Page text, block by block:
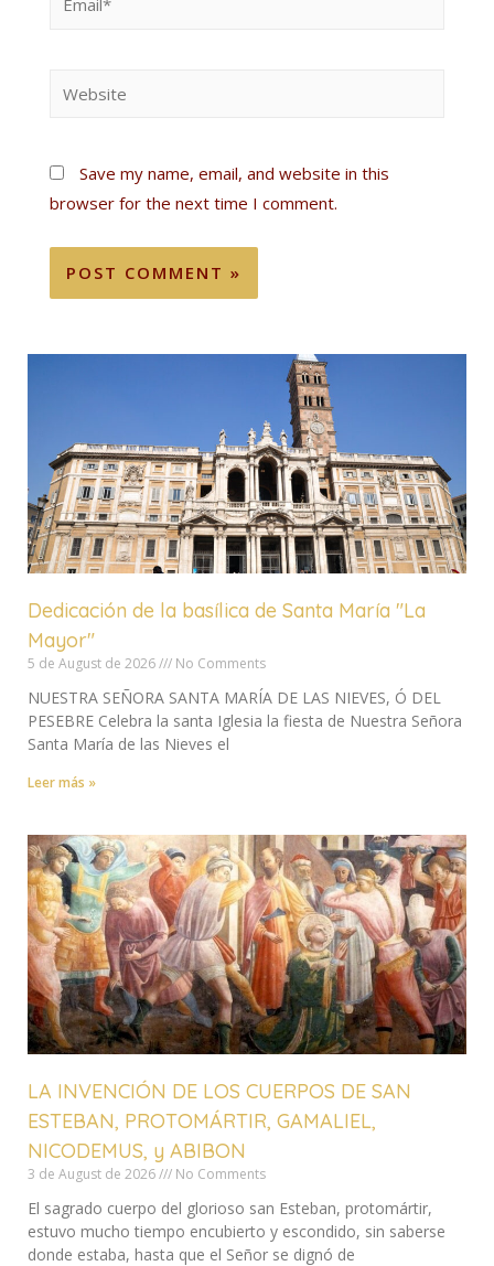
Save my name, email, and website in this
browser for the next time I comment.
Dedicación de la basílica de Santa María "La
Mayor"
5 de August de 2026 No Comments
NUESTRA SEÑORA SANTA MARÍA DE LAS NIEVES, Ó DEL
PESEBRE Celebra la santa Iglesia la fiesta de Nuestra Señora
Santa María de las Nieves el
Leer más »
LA INVENCIÓN DE LOS CUERPOS DE SAN
ESTEBAN, PROTOMÁRTIR, GAMALIEL,
NICODEMUS, y ABIBON
3 de August de 2026 No Comments
El sagrado cuerpo del glorioso san Esteban, protomártir,
estuvo mucho tiempo encubierto y escondido, sin saberse
donde estaba, hasta que el Señor se dignó de